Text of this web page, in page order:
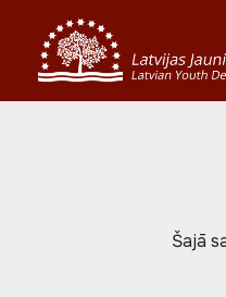
content
Šajā